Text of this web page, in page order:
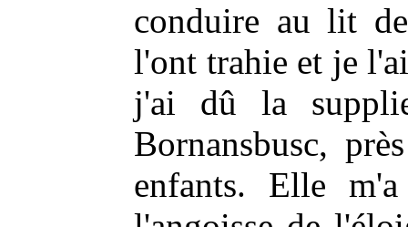
conduire au lit
l'ont trahie et je
j'ai dû la
Bornansbusc,
enfants. Elle